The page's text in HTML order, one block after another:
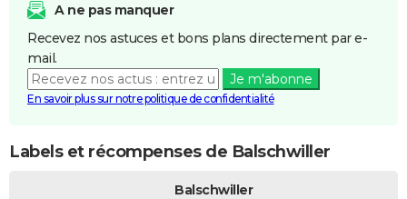
A ne pas manquer
Recevez nos astuces et bons plans directement par e-
mail.
Je m'abonne
En savoir plus sur notre politique de confidentialité
Labels et récompenses de Balschwiller
Balschwiller